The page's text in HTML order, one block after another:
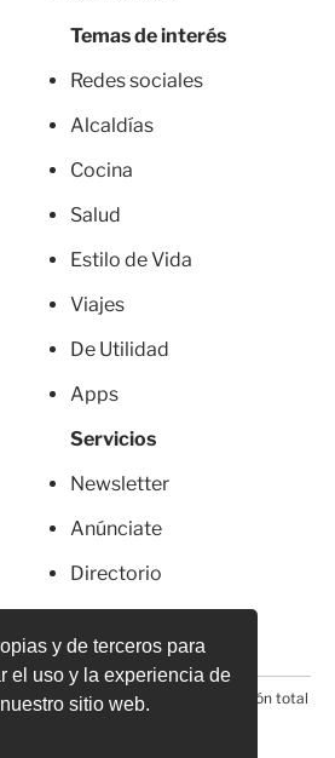
y de terceros para
el uso y la experiencia de
sitio web.
Temas de interés
Redes sociales
Alcaldías
Cocina
Salud
Estilo de Vida
Viajes
De Utilidad
Apps
Servicios
Newsletter
Anúnciate
Directorio
reservados. Prohibida la reproducción total
cualquier medio electrónico*